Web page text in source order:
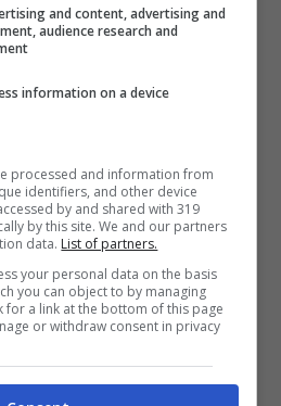
Pasqua i turisti
e Madrid, piuttosto che
di Libero:
Pass“
and content, advertising and
audience research and
information on a device
processed and information from
identifiers, and other device
by and shared with 319
by this site. We and our partners
data. List of partners.
your personal data on the basis
you can object to by managing
a link at the bottom of this page
or withdraw consent in privacy